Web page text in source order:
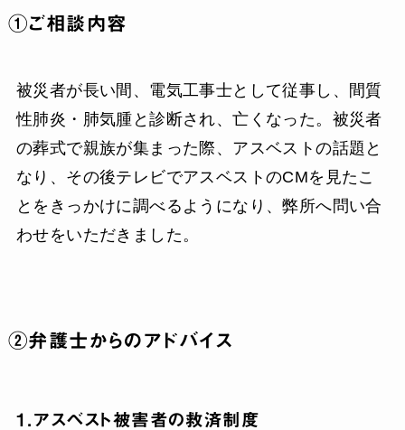
①ご相談内容
被災者が長い間、電気工事士として従事し、間質
性肺炎・肺気腫と診断され、亡くなった。被災者
の葬式で親族が集まった際、アスベストの話題と
なり、その後テレビでアスベストのCMを見たこ
とをきっかけに調べるようになり、弊所へ問い合
わせをいただきました。
②弁護士からのアドバイス
1．アスベスト被害者の救済制度